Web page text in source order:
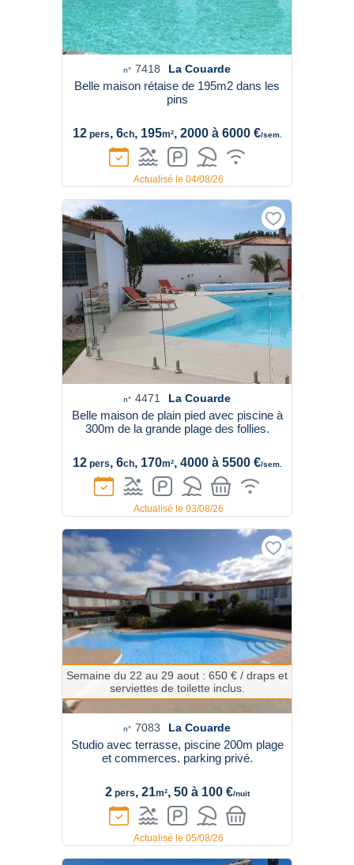
n° 7418 La Couarde
Belle maison rétaise de 195m2 dans les
pins
12pers, 6ch, 195m², 2000 à 6000 €/sem.
Actualisé le 04/08/26
n° 4471 La Couarde
Belle maison de plain pied avec piscine à
300m de la grande plage des follies.
12pers, 6ch, 170m², 4000 à 5500 €/sem.
Actualisé le 03/08/26
n° 7083 La Couarde
Studio avec terrasse, piscine 200m plage
et commerces. parking privé.
2pers, 21m², 50 à 100 €/nuit
Semaine du 22 au 29 aout : 650 € / draps et
serviettes de toilette inclus.
Actualisé le 05/08/26